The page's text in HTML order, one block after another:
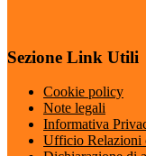
Sezione Link Utili
Cookie policy
Note legali
Informativa
Ufficio Relazioni